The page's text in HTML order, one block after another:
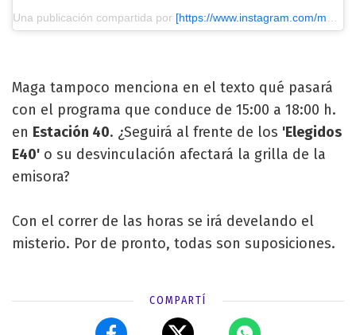
Una publicación compartida por [https://www.instagram.com/magapaez/?utm_source=ig_embed&utm_medium=loading] @MAGAPAEZ
Maga tampoco menciona en el texto qué pasará
con el programa que conduce de 15:00 a 18:00 h.
en Estación 40. ¿Seguirá al frente de los 'Elegidos
E40' o su desvinculación afectará la grilla de la
emisora?
Con el correr de las horas se irá develando el
misterio. Por de pronto, todas son suposiciones.
COMPARTÍ